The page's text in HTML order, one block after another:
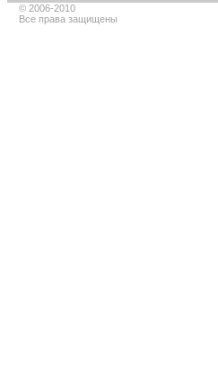
© 2006-2010
Все права защищены